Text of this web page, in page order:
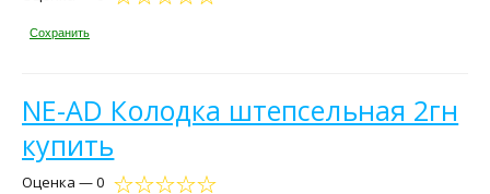
Сохранить
NE-AD Колодка штепсельная 2гн
купить
Оценка — 0